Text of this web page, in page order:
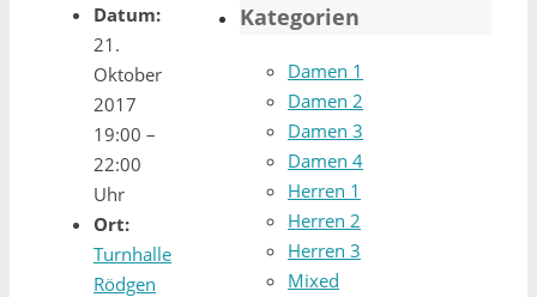
Datum:
21.
Oktober
2017
19:00 –
22:00
Uhr
Ort:
Turnhalle
Rödgen
Kategorien
Damen 1
Damen 2
Damen 3
Damen 4
Herren 1
Herren 2
Herren 3
Mixed